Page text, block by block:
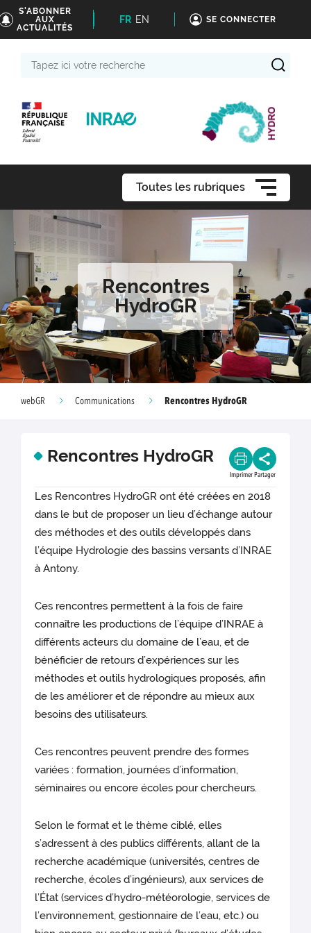
S'ABONNER
AUX
ACTUALITÉS
FR EN SE CONNECTER
Toutes les rubriques
Rencontres
HydroGR
webGR Communications Rencontres HydroGR
Rencontres HydroGR
Imprimer Partager
Les Rencontres HydroGR ont été créées en 2018
dans le but de proposer un lieu d’échange autour
des méthodes et des outils développés dans
l’équipe Hydrologie des bassins versants d’INRAE
à Antony.
Ces rencontres permettent à la fois de faire
connaître les productions de l’équipe d’INRAE à
différents acteurs du domaine de l’eau, et de
bénéficier de retours d’expériences sur les
méthodes et outils hydrologiques proposés, afin
de les améliorer et de répondre au mieux aux
besoins des utilisateurs.
Ces rencontres peuvent prendre des formes
variées : formation, journées d’information,
séminaires ou encore écoles pour chercheurs.
Selon le format et le thème ciblé, elles
s’adressent à des publics différents, allant de la
recherche académique (universités, centres de
recherche, écoles d’ingénieurs), aux services de
l’État (services d’hydro-météorologie, services de
l’environnement, gestionnaire de l’eau, etc.) ou